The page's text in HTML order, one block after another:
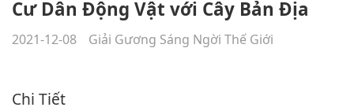
Cư Dân Động Vật với Cây Bản Địa
2021-12-08 Giải Gương Sáng Ngời Thế Giới
Chi Tiết